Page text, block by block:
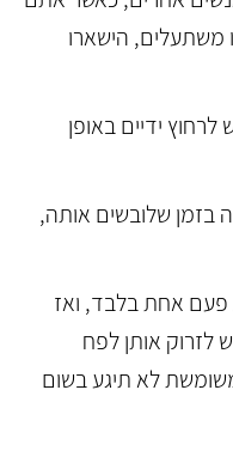
משתעלים, הישארו
ידיים באופן
בזמן שלובשים אותה,
אחת בלבד, ואז
לזרוק אותן לפח
לא תיגע בשום